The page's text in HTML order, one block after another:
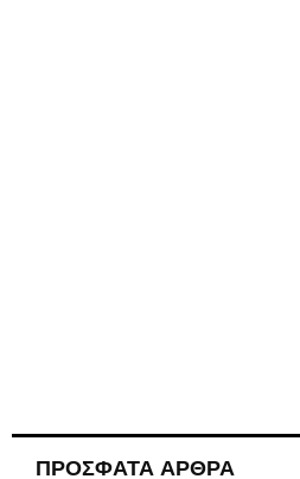
ΠΡΟΣΦΑΤΑ ΑΡΘΡΑ